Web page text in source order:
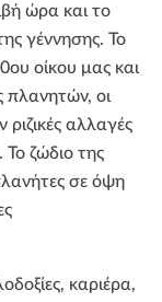
ώρα και το
γέννησης. Το
οίκου μας και
πλανητών, οι
αλλαγές
ζώδιο της
σε όψη
καριέρα,